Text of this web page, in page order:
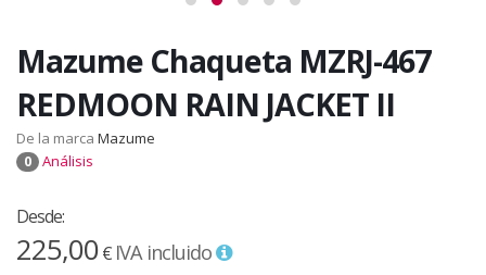
Mazume Chaqueta MZRJ-467
REDMOON RAIN JACKET II
De la marca Mazume
0 Análisis
Desde:
225,00€ IVA incluido